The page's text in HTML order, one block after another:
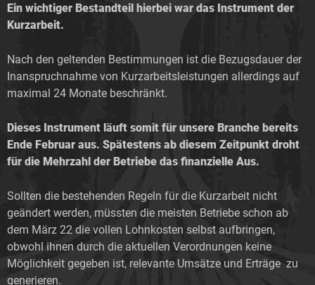
Ein wichtiger Bestandteil hierbei war das Instrument der
Kurzarbeit.
Nach den geltenden Bestimmungen ist die Bezugsdauer der
Inanspruchnahme von Kurzarbeitsleistungen allerdings auf
maximal 24 Monate beschränkt.
Dieses Instrument läuft somit für unsere Branche bereits
Ende Februar aus. Spätestens ab diesem Zeitpunkt droht
für die Mehrzahl der Betriebe das finanzielle Aus.
Sollten die bestehenden Regeln für die Kurzarbeit nicht
geändert werden, müssten die meisten Betriebe schon ab
dem März 22 die vollen Lohnkosten selbst aufbringen,
obwohl ihnen durch die aktuellen Verordnungen keine
Möglichkeit gegeben ist, relevante Umsätze und Erträge zu
generieren.